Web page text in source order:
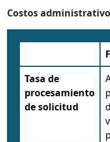
Costos
Tasa de
procesamiento
de solicitud